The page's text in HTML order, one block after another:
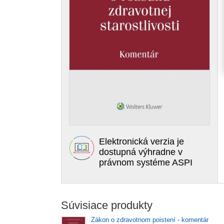
Elektronická verzia je
dostupná výhradne v
právnom systéme ASPI
Súvisiace produkty
Zákon o zdravotnom poistení - komentár